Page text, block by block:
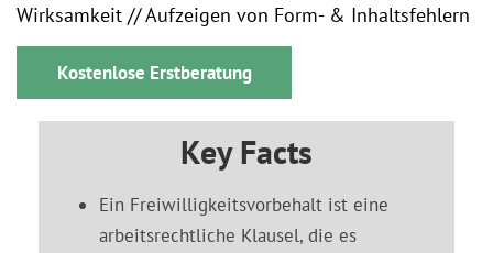
Wirksamkeit // Aufzeigen von Form- & Inhaltsfehlern
Kostenlose Erstberatung
Key Facts
Ein Freiwilligkeitsvorbehalt ist eine
arbeitsrechtliche Klausel, die es